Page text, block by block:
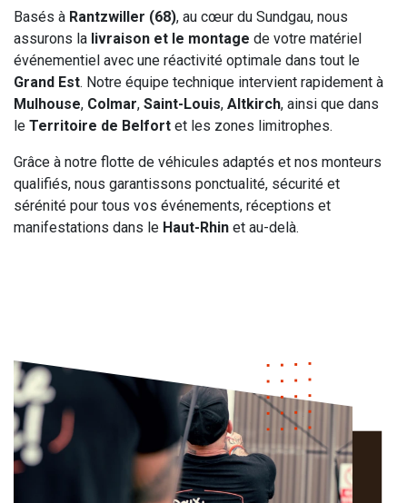
Basés à Rantzwiller (68), au cœur du Sundgau, nous
assurons la livraison et le montage de votre matériel
événementiel avec une réactivité optimale dans tout le
Grand Est. Notre équipe technique intervient rapidement à
Mulhouse, Colmar, Saint-Louis, Altkirch, ainsi que dans
le Territoire de Belfort et les zones limitrophes.
Grâce à notre flotte de véhicules adaptés et nos monteurs
qualifiés, nous garantissons ponctualité, sécurité et
sérénité pour tous vos événements, réceptions et
manifestations dans le Haut-Rhin et au-delà.